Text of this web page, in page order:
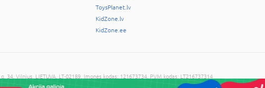
ToysPlanet.lv
KidZone.lv
KidZone.ee
g. 34, Vilnius, LIETUVA, LT-02189, Įmonės kodas: 121673734, PVM kodas: LT216737314